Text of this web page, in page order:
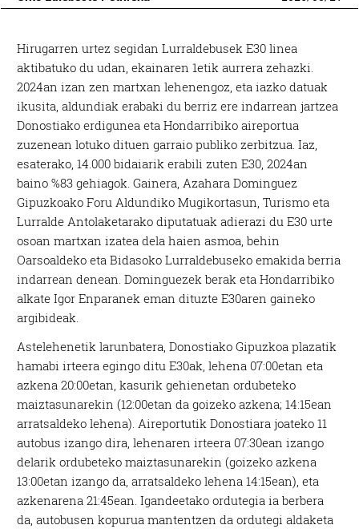
Hirugarren urtez segidan Lurraldebusek E30 linea
aktibatuko du udan, ekainaren 1etik aurrera zehazki.
2024an izan zen martxan lehenengoz, eta iazko datuak
ikusita, aldundiak erabaki du berriz ere indarrean jartzea
Donostiako erdigunea eta Hondarribiko aireportua
zuzenean lotuko dituen garraio publiko zerbitzua. Iaz,
esaterako, 14.000 bidaiarik erabili zuten E30, 2024an
baino %83 gehiagok. Gainera, Azahara Dominguez
Gipuzkoako Foru Aldundiko Mugikortasun, Turismo eta
Lurralde Antolaketarako diputatuak adierazi du E30 urte
osoan martxan izatea dela haien asmoa, behin
Oarsoaldeko eta Bidasoko Lurraldebuseko emakida berria
indarrean denean. Dominguezek berak eta Hondarribiko
alkate Igor Enparanek eman dituzte E30aren gaineko
argibideak.
Astelehenetik larunbatera, Donostiako Gipuzkoa plazatik
hamabi irteera egingo ditu E30ak, lehena 07:00etan eta
azkena 20:00etan, kasurik gehienetan ordubeteko
maiztasunarekin (12:00etan da goizeko azkena; 14:15ean
arratsaldeko lehena). Aireportutik Donostiara joateko 11
autobus izango dira, lehenaren irteera 07:30ean izango
delarik ordubeteko maiztasunarekin (goizeko azkena
13:00etan izango da, arratsaldeko lehena 14:15ean), eta
azkenarena 21:45ean. Igandeetako ordutegia ia berbera
da, autobusen kopurua mantentzen da ordutegi aldaketa